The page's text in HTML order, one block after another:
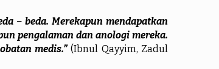
– beda. Merekapun mendapatkan
pengalaman dan anologi mereka.
medis.” (Ibnul Qayyim, Zadul